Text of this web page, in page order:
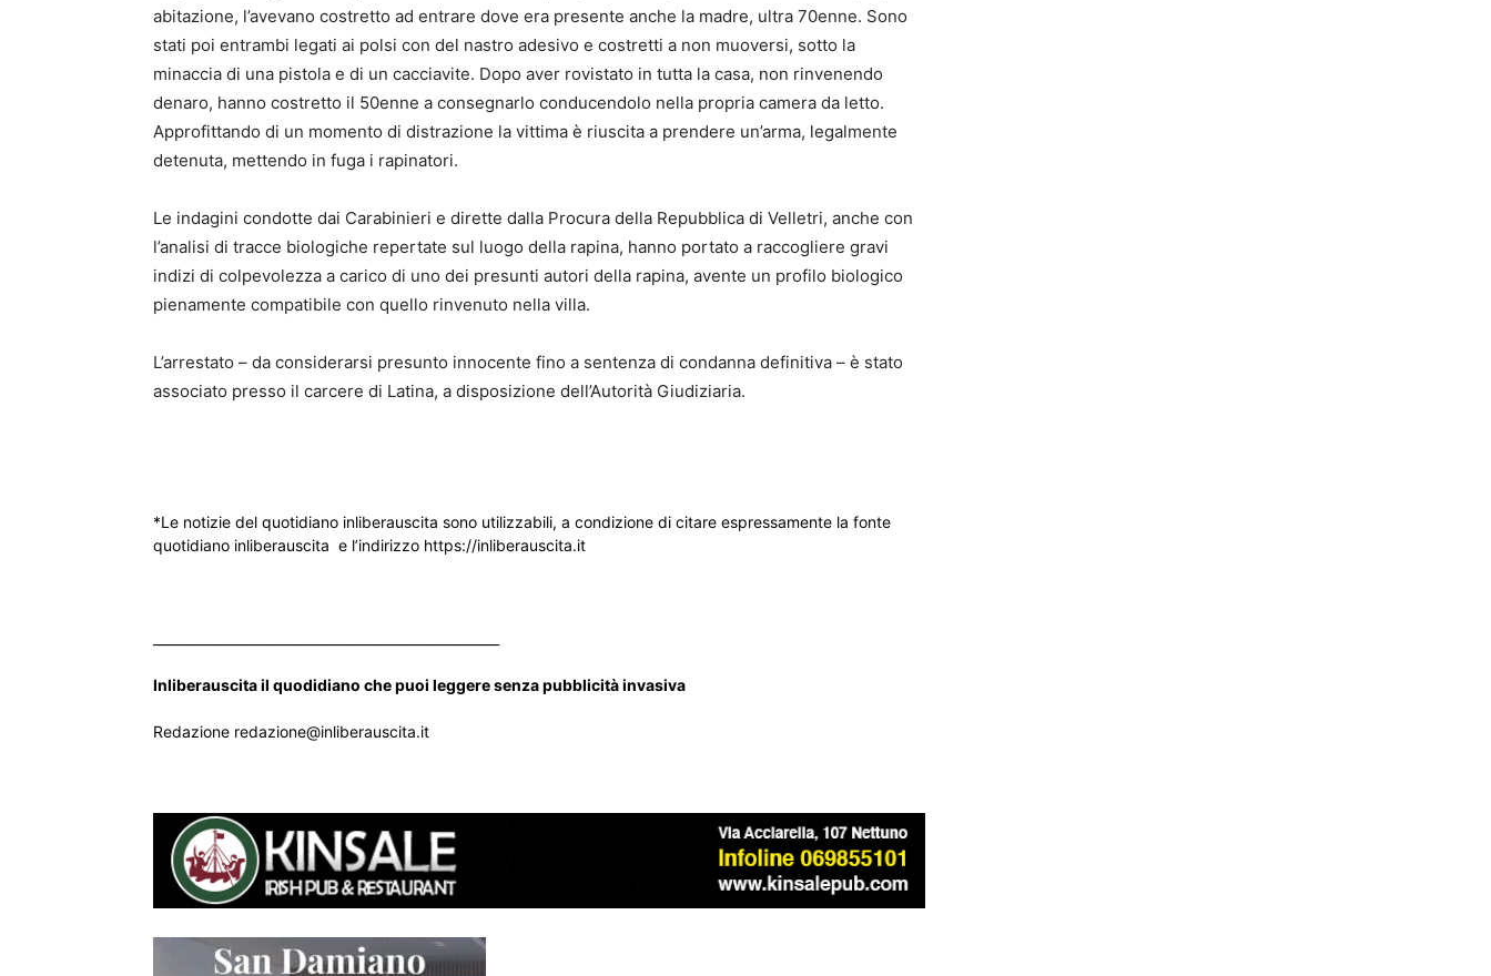
abitazione, l’avevano costretto ad entrare dove era presente anche la madre, ultra 70enne. Sono
stati poi entrambi legati ai polsi con del nastro adesivo e costretti a non muoversi, sotto la
minaccia di una pistola e di un cacciavite. Dopo aver rovistato in tutta la casa, non rinvenendo
denaro, hanno costretto il 50enne a consegnarlo conducendolo nella propria camera da letto.
Approfittando di un momento di distrazione la vittima è riuscita a prendere un’arma, legalmente
detenuta, mettendo in fuga i rapinatori.
Le indagini condotte dai Carabinieri e dirette dalla Procura della Repubblica di Velletri, anche con
l’analisi di tracce biologiche repertate sul luogo della rapina, hanno portato a raccogliere gravi
indizi di colpevolezza a carico di uno dei presunti autori della rapina, avente un profilo biologico
pienamente compatibile con quello rinvenuto nella villa.
L’arrestato – da considerarsi presunto innocente fino a sentenza di condanna definitiva – è stato
associato presso il carcere di Latina, a disposizione dell’Autorità Giudiziaria.
*Le notizie del quotidiano inliberauscita sono utilizzabili, a condizione di citare espressamente la fonte
quotidiano inliberauscita e l’indirizzo https://inliberauscita.it
Inliberauscita il quodidiano che puoi leggere senza pubblicità invasiva
Redazione redazione@inliberauscita.it